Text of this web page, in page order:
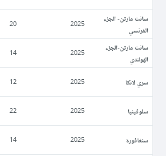
سانت مارتن- الجزء
الفرنسي
2025
20
سانت مارتن-الجزء
الهولندي
2025
14
سري لانكا 2025
12
سلوفينيا 2025
22
سنغافورة 2025
14